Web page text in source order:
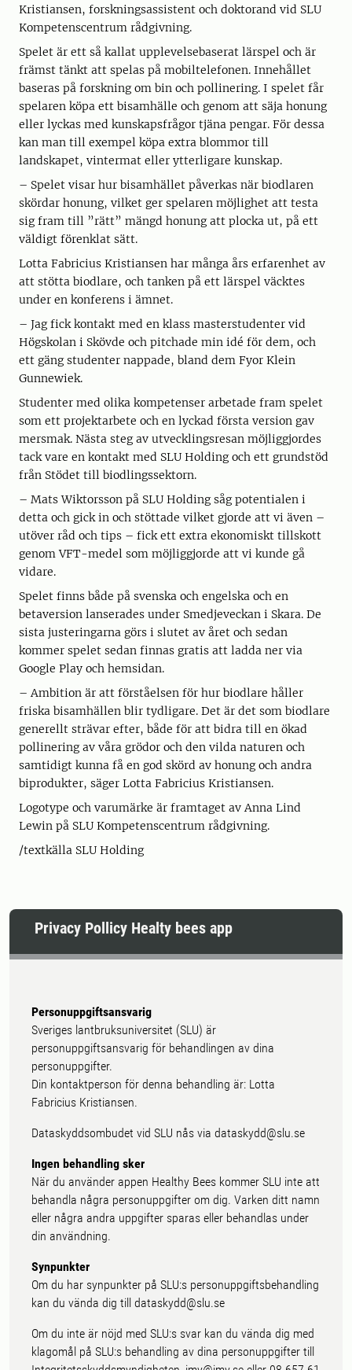
Kristiansen, forskningsassistent och doktorand vid SLU
Kompetenscentrum rådgivning.
Spelet är ett så kallat upplevelsebaserat lärspel och är
främst tänkt att spelas på mobiltelefonen. Innehållet
baseras på forskning om bin och pollinering. I spelet får
spelaren köpa ett bisamhälle och genom att säja honung
eller lyckas med kunskapsfrågor tjäna pengar. För dessa
kan man till exempel köpa extra blommor till
landskapet, vintermat eller ytterligare kunskap.
­– Spelet visar hur bisamhället påverkas när biodlaren
skördar honung, vilket ger spelaren möjlighet att testa
sig fram till ”rätt” mängd honung att plocka ut, på ett
väldigt förenklat sätt.
Lotta Fabricius Kristiansen har många års erfarenhet av
att stötta biodlare, och tanken på ett lärspel väcktes
under en konferens i ämnet.
– Jag fick kontakt med en klass masterstudenter vid
Högskolan i Skövde och pitchade min idé för dem, och
ett gäng studenter nappade, bland dem Fyor Klein
Gunnewiek.
Studenter med olika kompetenser arbetade fram spelet
som ett projektarbete och en lyckad första version gav
mersmak. Nästa steg av utvecklingsresan möjliggjordes
tack vare en kontakt med SLU Holding och ett grundstöd
från Stödet till biodlingssektorn.
– Mats Wiktorsson på SLU Holding såg potentialen i
detta och gick in och stöttade vilket gjorde att vi även –
utöver råd och tips – fick ett extra ekonomiskt tillskott
genom VFT-medel som möjliggjorde att vi kunde gå
vidare.
Spelet finns både på svenska och engelska och en
betaversion lanserades under Smedjeveckan i Skara. De
sista justeringarna görs i slutet av året och sedan
kommer spelet sedan finnas gratis att ladda ner via
Google Play och hemsidan.
– Ambition är att förståelsen för hur biodlare håller
friska bisamhällen blir tydligare. Det är det som biodlare
generellt strävar efter, både för att bidra till en ökad
pollinering av våra grödor och den vilda naturen och
samtidigt kunna få en god skörd av honung och andra
biprodukter, säger Lotta Fabricius Kristiansen.
Logotype och varumärke är framtaget av Anna Lind
Lewin på SLU Kompetenscentrum rådgivning.
/textkälla SLU Holding
Privacy Pollicy Healty bees app
Personuppgiftsansvarig
Sveriges lantbruksuniversitet (SLU) är
personuppgiftsansvarig för behandlingen av dina
personuppgifter.
Din kontaktperson för denna behandling är: Lotta
Fabricius Kristiansen.
Dataskyddsombudet vid SLU nås via dataskydd@slu.se
Ingen behandling sker
När du använder appen Healthy Bees kommer SLU inte att
behandla några personuppgifter om dig. Varken ditt namn
eller några andra uppgifter sparas eller behandlas under
din användning.
Synpunkter
Om du har synpunkter på SLU:s personuppgiftsbehandling
kan du vända dig till dataskydd@slu.se
Om du inte är nöjd med SLU:s svar kan du vända dig med
klagomål på SLU:s behandling av dina personuppgifter till